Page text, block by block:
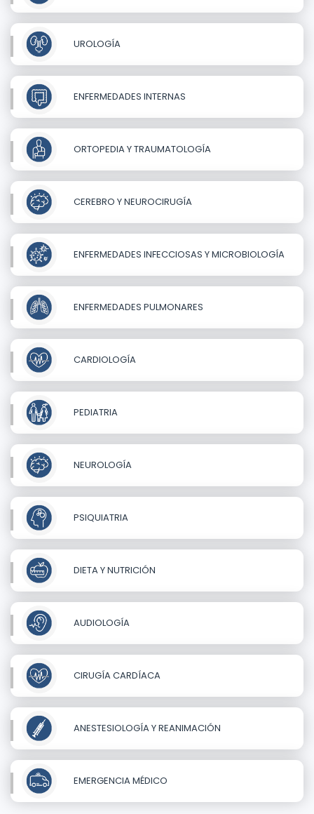
UROLOGÍA
ENFERMEDADES INTERNAS
ORTOPEDIA Y TRAUMATOLOGÍA
CEREBRO Y NEUROCIRUGÍA
ENFERMEDADES INFECCIOSAS Y MICROBIOLOGÍA
ENFERMEDADES PULMONARES
CARDIOLOGÍA
PEDIATRIA
NEUROLOGÍA
PSIQUIATRIA
DIETA Y NUTRICIÓN
AUDIOLOGÍA
CIRUGÍA CARDÍACA
ANESTESIOLOGÍA Y REANIMACIÓN
EMERGENCIA MÉDICO